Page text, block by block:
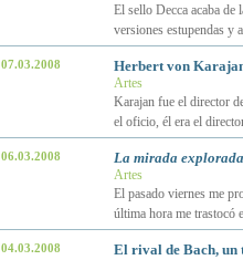
El sello Decca acaba de
versiones estupendas y
07.03.2008 Herbert von
Artes
Karajan fue el director
el oficio, él era el
06.03.2008 La mirada explorada
Artes
El pasado viernes me
última hora me trastocó
04.03.2008 El rival de Bach, un